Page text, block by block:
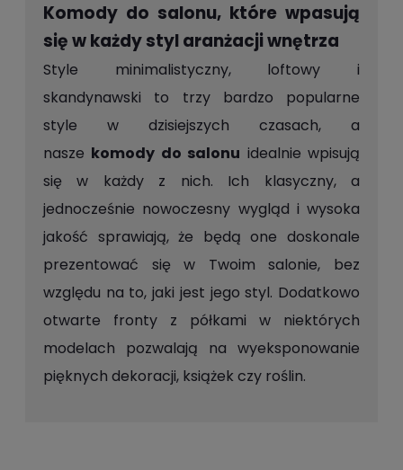
Komody do salonu, które wpasują
się w każdy styl aranżacji wnętrza
Style minimalistyczny, loftowy i
skandynawski to trzy bardzo popularne
style w dzisiejszych czasach, a
nasze komody do salonu idealnie wpisują
się w każdy z nich. Ich klasyczny, a
jednocześnie nowoczesny wygląd i wysoka
jakość sprawiają, że będą one doskonale
prezentować się w Twoim salonie, bez
względu na to, jaki jest jego styl. Dodatkowo
otwarte fronty z półkami w niektórych
modelach pozwalają na wyeksponowanie
pięknych dekoracji, książek czy roślin.